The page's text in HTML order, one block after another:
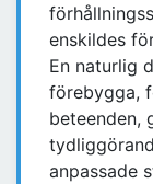
enskildes
En naturlig
förebygga,
beteenden,
anpassade